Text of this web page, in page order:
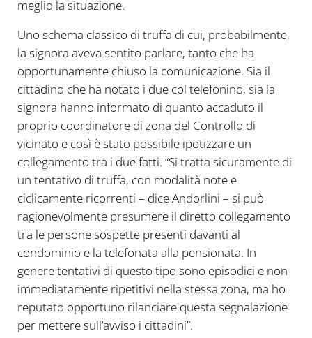
meglio la situazione.
Uno schema classico di truffa di cui, probabilmente,
la signora aveva sentito parlare, tanto che ha
opportunamente chiuso la comunicazione. Sia il
cittadino che ha notato i due col telefonino, sia la
signora hanno informato di quanto accaduto il
proprio coordinatore di zona del Controllo di
vicinato e così è stato possibile ipotizzare un
collegamento tra i due fatti. “Si tratta sicuramente di
un tentativo di truffa, con modalità note e
ciclicamente ricorrenti – dice Andorlini – si può
ragionevolmente presumere il diretto collegamento
tra le persone sospette presenti davanti al
condominio e la telefonata alla pensionata. In
genere tentativi di questo tipo sono episodici e non
immediatamente ripetitivi nella stessa zona, ma ho
reputato opportuno rilanciare questa segnalazione
per mettere sull’avviso i cittadini”.